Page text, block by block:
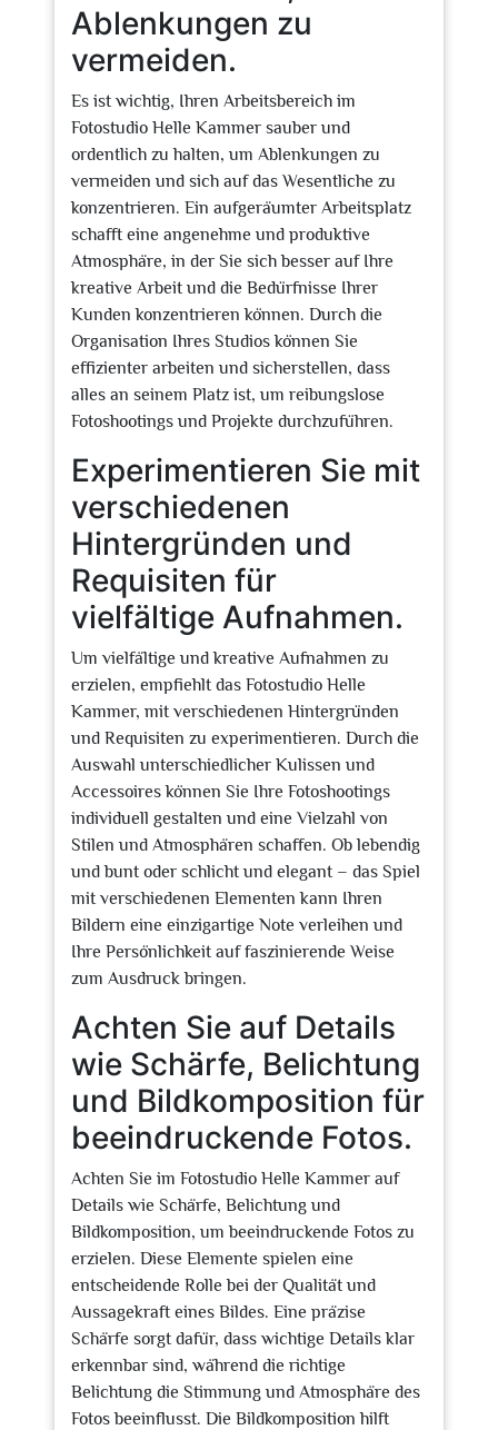
Ablenkungen zu
vermeiden.
Es ist wichtig, Ihren Arbeitsbereich im
Fotostudio Helle Kammer sauber und
ordentlich zu halten, um Ablenkungen zu
vermeiden und sich auf das Wesentliche zu
konzentrieren. Ein aufgeräumter Arbeitsplatz
schafft eine angenehme und produktive
Atmosphäre, in der Sie sich besser auf Ihre
kreative Arbeit und die Bedürfnisse Ihrer
Kunden konzentrieren können. Durch die
Organisation Ihres Studios können Sie
effizienter arbeiten und sicherstellen, dass
alles an seinem Platz ist, um reibungslose
Fotoshootings und Projekte durchzuführen.
Experimentieren Sie mit
verschiedenen
Hintergründen und
Requisiten für
vielfältige Aufnahmen.
Um vielfältige und kreative Aufnahmen zu
erzielen, empfiehlt das Fotostudio Helle
Kammer, mit verschiedenen Hintergründen
und Requisiten zu experimentieren. Durch die
Auswahl unterschiedlicher Kulissen und
Accessoires können Sie Ihre Fotoshootings
individuell gestalten und eine Vielzahl von
Stilen und Atmosphären schaffen. Ob lebendig
und bunt oder schlicht und elegant – das Spiel
mit verschiedenen Elementen kann Ihren
Bildern eine einzigartige Note verleihen und
Ihre Persönlichkeit auf faszinierende Weise
zum Ausdruck bringen.
Achten Sie auf Details
wie Schärfe, Belichtung
und Bildkomposition für
beeindruckende Fotos.
Achten Sie im Fotostudio Helle Kammer auf
Details wie Schärfe, Belichtung und
Bildkomposition, um beeindruckende Fotos zu
erzielen. Diese Elemente spielen eine
entscheidende Rolle bei der Qualität und
Aussagekraft eines Bildes. Eine präzise
Schärfe sorgt dafür, dass wichtige Details klar
erkennbar sind, während die richtige
Belichtung die Stimmung und Atmosphäre des
Fotos beeinflusst. Die Bildkomposition hilft